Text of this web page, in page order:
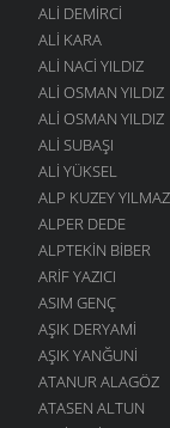
ALI DEMIRCI
ALI KARA
ALI NACI YILDIZ
ALI OSMAN YILDIZ
ALI OSMAN YILDIZ
ALI SUBAŞI
ALI YÜKSEL
ALP KUZEY YILMAZ
ALPER DEDE
ALPTEKIN BIBER
ARIF YAZICI
ASIM GENÇ
AŞIK DERYAMI
AŞIK YANĞUNI
ATANUR ALAGÖZ
ATASEN ALTUN